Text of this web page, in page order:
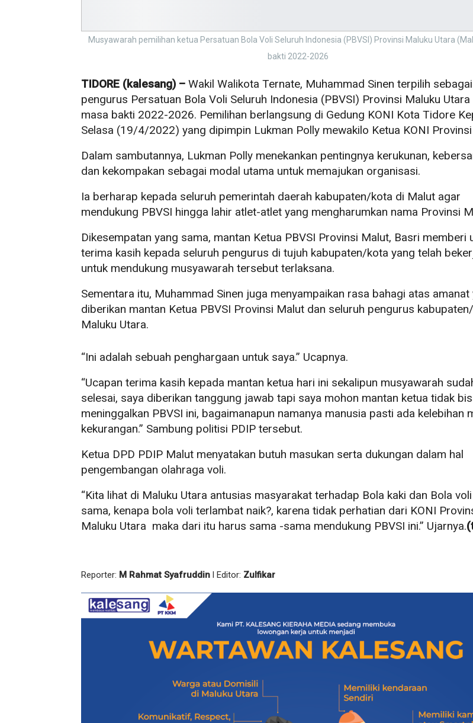
Musyawarah pemilihan ketua Persatuan Bola Voli Seluruh Indonesia (PBVSI) Provinsi Maluku Utara
bakti 2022-2026
TIDORE (kalesang) – Wakil Walikota Ternate, Muhammad Sinen terpilih
pengurus Persatuan Bola Voli Seluruh Indonesia (PBVSI) Provinsi Maluku
masa bakti 2022-2026. Pemilihan berlangsung di Gedung KONI Kota Tidore
Selasa (19/4/2022) yang dipimpin Lukman Polly mewakilo Ketua KONI
Dalam sambutannya, Lukman Polly menekankan pentingnya kerukunan,
dan kekompakan sebagai modal utama untuk memajukan organisasi.
Ia berharap kepada seluruh pemerintah daerah kabupaten/kota di Malut agar
mendukung PBVSI hingga lahir atlet-atlet yang mengharumkan nama Provinsi
Dikesempatan yang sama, mantan Ketua PBVSI Provinsi Malut, Basri memberi
terima kasih kepada seluruh pengurus di tujuh kabupaten/kota yang telah
untuk mendukung musyawarah tersebut terlaksana.
Sementara itu, Muhammad Sinen juga menyampaikan rasa bahagi atas amanat
diberikan mantan Ketua PBVSI Provinsi Malut dan seluruh pengurus
Maluku Utara.
“Ini adalah sebuah penghargaan untuk saya.” Ucapnya.
“Ucapan terima kasih kepada mantan ketua hari ini sekalipun musyawarah
selesai, saya diberikan tanggung jawab tapi saya mohon mantan ketua tidak
meninggalkan PBVSI ini, bagaimanapun namanya manusia pasti ada kelebihan
kekurangan.” Sambung politisi PDIP tersebut.
Ketua DPD PDIP Malut menyatakan butuh masukan serta dukungan dalam hal
pengembangan olahraga voli.
“Kita lihat di Maluku Utara antusias masyarakat terhadap Bola kaki dan Bola
sama, kenapa bola voli terlambat naik?, karena tidak perhatian dari KONI
Maluku Utara maka dari itu harus sama -sama mendukung PBVSI ini.” Ujarnya.
Reporter: M Rahmat Syafruddin l Editor: Zulfikar